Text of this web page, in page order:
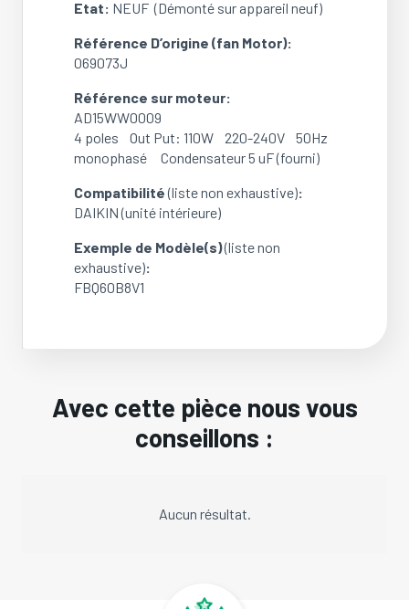
Etat: NEUF (Démonté sur appareil neuf)
Référence D’origine (fan Motor):
069073J
Référence sur moteur:
AD15WW0009
4 poles Out Put: 110W 220-240V 50Hz
monophasé Condensateur 5 uF (fourni)
Compatibilité(liste non exhaustive):
DAIKIN (unité intérieure)
Exemple de Modèle(s)(liste non
exhaustive):
FBQ60B8V1
Avec cette pièce nous vous
conseillons :
Aucun résultat.